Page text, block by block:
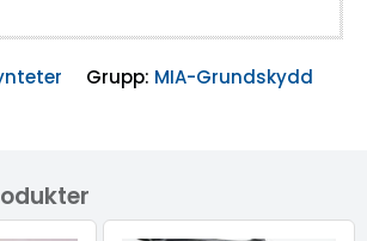
Grupp: MIA-Grundskydd